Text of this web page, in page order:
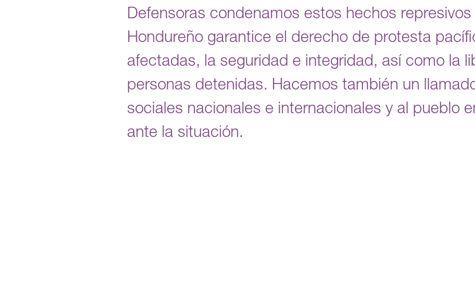
Defensoras condenamos estos hechos
Hondureño garantice el derecho de protesta
afectadas, la seguridad e integridad, así como la
personas detenidas. Hacemos también un
sociales nacionales e internacionales y al pueblo
ante la situación.